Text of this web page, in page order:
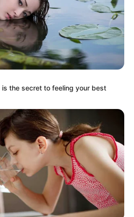
the secret to feeling your best